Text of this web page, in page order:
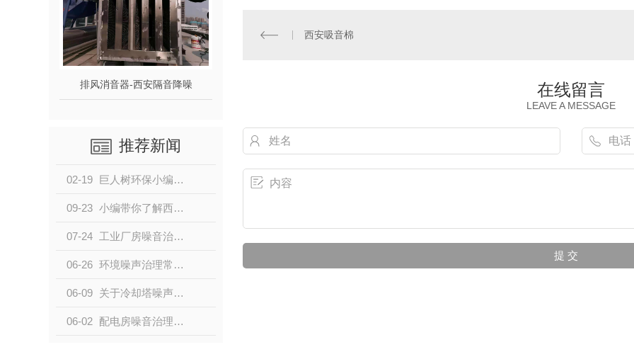
排风消音器-西安隔音降噪
推荐新闻
02-19 巨人树环保小编带你了解西安环保噪音治理控制
09-23 小编带你了解西安噪音治理的现状及一些降噪措施
07-24 工业厂房噪音治理哪些方法效果好
06-26 环境噪声治理常见的几种控制技术
06-09 关于冷却塔噪声控制的几点认识
06-02 配电房噪音治理的隔音方法
西安吸音棉
在线留言
LEAVE A MESSAGE